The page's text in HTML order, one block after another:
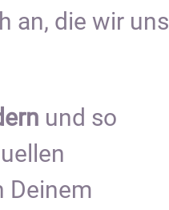
an, die wir uns
und so
Deinem